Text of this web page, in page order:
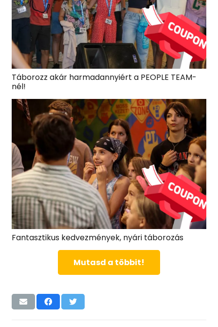
Táborozz akár harmadannyiért a PEOPLE TEAM-
nél!
Fantasztikus kedvezmények, nyári táborozás
Mutasd a többit!